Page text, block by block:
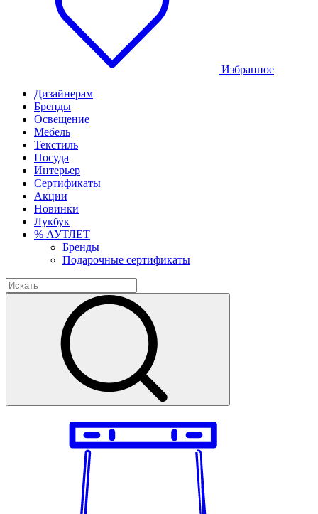
Избранное
Дизайнерам
Бренды
Освещение
Мебель
Текстиль
Посуда
Интерьер
Сертификаты
Акции
Новинки
Лукбук
% АУТЛЕТ
Бренды
Подарочные сертификаты